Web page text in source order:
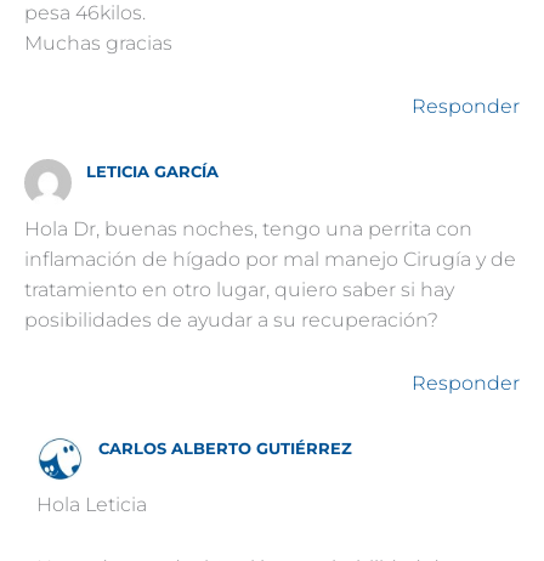
pesa 46kilos.
Muchas gracias
Responder
LETICIA GARCÍA
Hola Dr, buenas noches, tengo una perrita con
inflamación de hígado por mal manejo Cirugía y de
tratamiento en otro lugar, quiero saber si hay
posibilidades de ayudar a su recuperación?
Responder
CARLOS ALBERTO GUTIÉRREZ
Hola Leticia